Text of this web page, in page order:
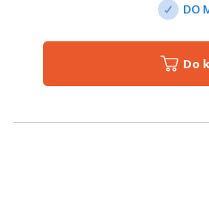
DO